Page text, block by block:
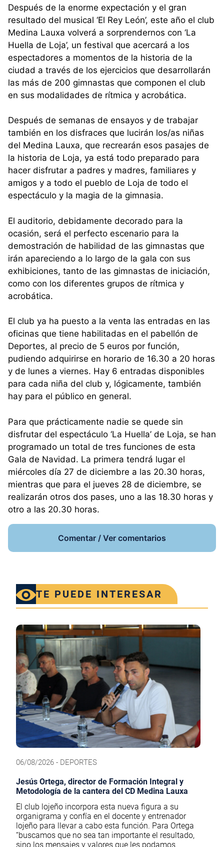
Después de la enorme expectación y el gran
resultado del musical ‘El Rey León’, este año el club
Medina Lauxa volverá a sorprendernos con ‘La
Huella de Loja’, un festival que acercará a los
espectadores a momentos de la historia de la
ciudad a través de los ejercicios que desarrollarán
las más de 200 gimnastas que componen el club
en sus modalidades de rítmica y acrobática.
Después de semanas de ensayos y de trabajar
también en los disfraces que lucirán los/as niñas
del Medina Lauxa, que recrearán esos pasajes de
la historia de Loja, ya está todo preparado para
hacer disfrutar a padres y madres, familiares y
amigos y a todo el pueblo de Loja de todo el
espectáculo y la magia de la gimnasia.
El auditorio, debidamente decorado para la
ocasión, será el perfecto escenario para la
demostración de habilidad de las gimnastas que
irán apareciendo a lo largo de la gala con sus
exhibiciones, tanto de las gimnastas de iniciación,
como con los diferentes grupos de rítmica y
acrobática.
El club ya ha puesto a la venta las entradas en las
oficinas que tiene habilitadas en el pabellón de
Deportes, al precio de 5 euros por función,
pudiendo adquirirse en horario de 16.30 a 20 horas
y de lunes a viernes. Hay 6 entradas disponibles
para cada niña del club y, lógicamente, también
hay para el público en general.
Para que prácticamente nadie se quede sin
disfrutar del espectáculo ‘La Huella’ de Loja, se han
programado un total de tres funciones de esta
Gala de Navidad. La primera tendrá lugar el
miércoles día 27 de diciembre a las 20.30 horas,
mientras que para el jueves 28 de diciembre, se
realizarán otros dos pases, uno a las 18.30 horas y
otro a las 20.30 horas.
Comentar / Ver comentarios
TE PUEDE INTERESAR
06/08/2026 - DEPORTES
Jesús Ortega, director de Formación Integral y
Metodología de la cantera del CD Medina Lauxa
El club lojeño incorpora esta nueva figura a su
organigrama y confía en el docente y entrenador
lojeño para llevar a cabo esta función. Para Ortega
“buscamos que no sea tan importante el resultado,
sino los mensajes y valores que les podamos